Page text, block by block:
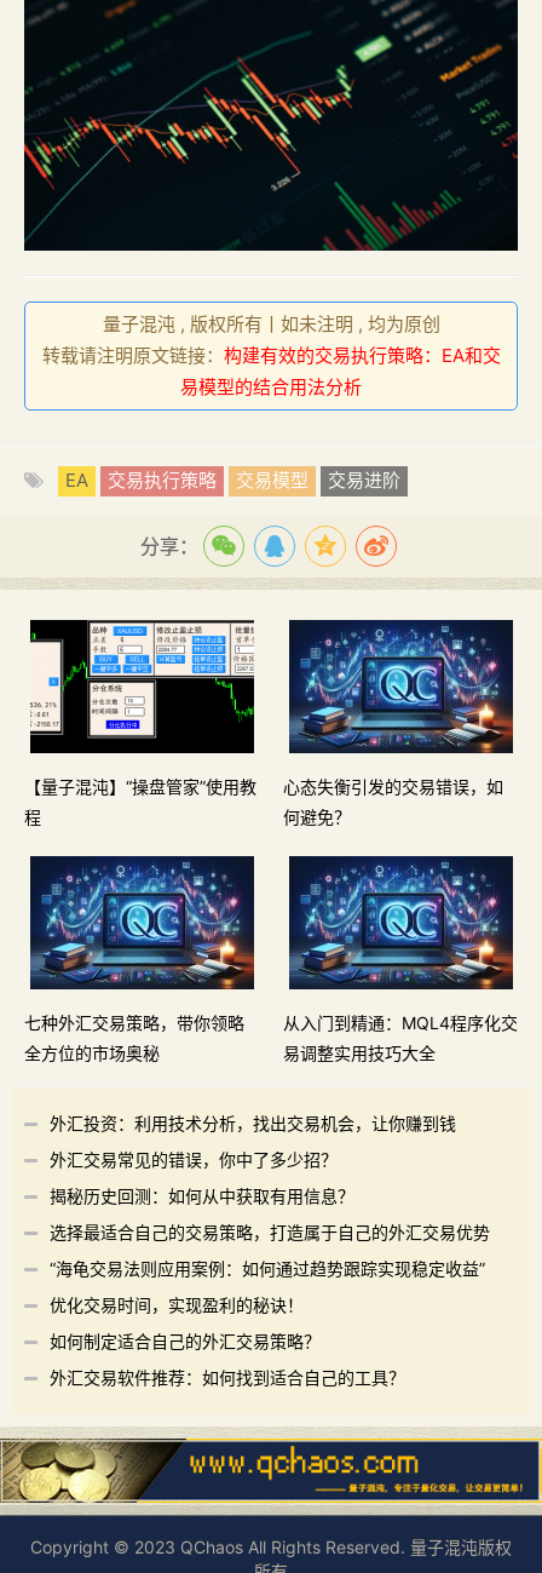
量子混沌 , 版权所有丨如未注明 , 均为原创
转载请注明原文链接： 构建有效的交易执行策略：EA和交
易模型的结合用法分析
EA 交易执行策略 交易模型 交易进阶
分享：
【量子混沌】“操盘管家”使用教
程
心态失衡引发的交易错误，如
何避免？
七种外汇交易策略，带你领略
全方位的市场奥秘
从入门到精通：MQL4程序化交
易调整实用技巧大全
外汇投资：利用技术分析，找出交易机会，让你赚到钱
外汇交易常见的错误，你中了多少招？
揭秘历史回测：如何从中获取有用信息？
选择最适合自己的交易策略，打造属于自己的外汇交易优势
“海龟交易法则应用案例：如何通过趋势跟踪实现稳定收益”
优化交易时间，实现盈利的秘诀！
如何制定适合自己的外汇交易策略？
外汇交易软件推荐：如何找到适合自己的工具？
Copyright © 2023 QChaos All Rights Reserved. 量子混沌版权